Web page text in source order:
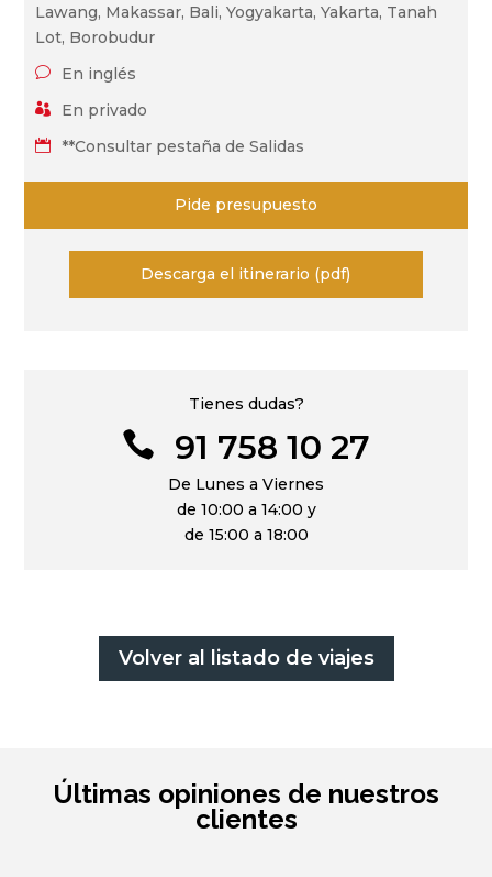
Lawang, Makassar, Bali, Yogyakarta, Yakarta, Tanah
Lot, Borobudur
v En inglés
 En privado
 **Consultar pestaña de Salidas
Pide presupuesto
Descarga el itinerario (pdf)
Tienes dudas?
 91 758 10 27
De Lunes a Viernes
de 10:00 a 14:00 y
de 15:00 a 18:00
Volver al listado de viajes
Últimas opiniones de nuestros
clientes